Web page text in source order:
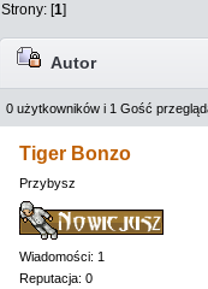
Strony: [1]
Autor
0 użytkowników i 1 Gość
Tiger Bonzo
Przybysz
Wiadomości: 1
Reputacja: 0